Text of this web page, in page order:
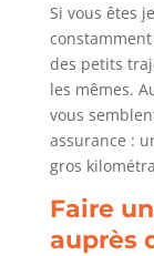
Si vous êtes
des petits
les mêmes.
vous
assurance :
gros
Faire
auprès